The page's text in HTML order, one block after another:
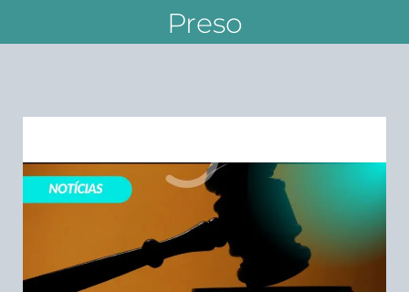
Preso